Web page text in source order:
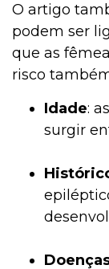
O artigo
podem ser
que as
risco
Idade:
surgir